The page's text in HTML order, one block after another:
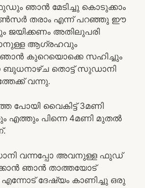
ഞാൻ മേടിച്ചു കൊടുക്കാം
തരാം എന്ന് പറഞ്ഞു ഈ
ജയിക്കണം അതിലുപരി
ആഗ്രഹവും
കുറെയൊക്കെ സഹിച്ചും
ബുധനാഴ്ച തൊട്ട് സുഡാനി
വന്നു.
പോയി വൈകിട്ട് 3മണി
എത്തും പിന്നെ 4മണി മുതൽ
വന്നപ്പോ അവനുള്ള ഫുഡ്‌
ഞാൻ താത്തയോട്
ദേഷ്യം കാണിച്ചു ഒരു